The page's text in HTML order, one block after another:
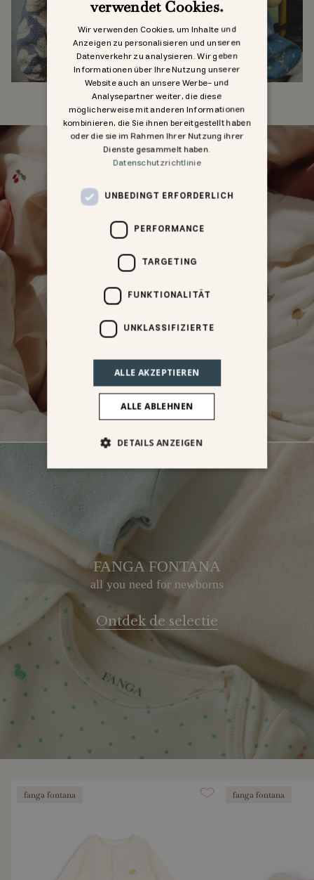
Fleecekleding Denim
cherries & lemons forever
Ontdek de selectie
FANGA FONTANA
all you need for newborns
Ontdek de selectie
fanga fontana fanga fontana
GERMAN
ENGLISH
verwendet Cookies.
Wir verwenden Cookies, um Inhalte und
Anzeigen zu personalisieren und unseren
Datenverkehr zu analysieren. Wir geben
Informationen über Ihre Nutzung unserer
Website auch an unsere Werbe- und
Analysepartner weiter, die diese
möglicherweise mit anderen Informationen
kombinieren, die Sie ihnen bereitgestellt haben
oder die sie im Rahmen Ihrer Nutzung ihrer
Dienste gesammelt haben.
Datenschutzrichtlinie
UNBEDINGT ERFORDERLICH
PERFORMANCE
TARGETING
FUNKTIONALITÄT
UNKLASSIFIZIERTE
ALLE AKZEPTIEREN
ALLE ABLEHNEN
DETAILS ANZEIGEN